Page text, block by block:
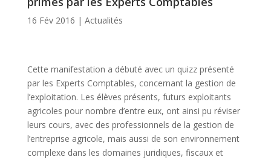
16 Fév 2016 | Actualités
Cette manifestation a débuté avec un quizz présenté
par les Experts Comptables, concernant la gestion de
l’exploitation. Les élèves présents, futurs exploitants
agricoles pour nombre d’entre eux, ont ainsi pu réviser
leurs cours, avec des professionnels de la gestion de
l’entreprise agricole, mais aussi de son environnement
complexe dans les domaines juridiques, fiscaux et